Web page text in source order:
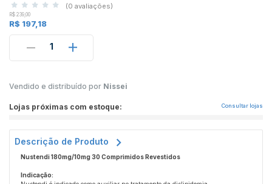
(0 avaliações)
R$ 239,00
R$ 197,18
1
Vendido e distribuído por Nissei
Lojas próximas com estoque: Consultar lojas
Descrição de Produto
Nustendi 180mg/10mg 30 Comprimidos Revestidos
Indicação: